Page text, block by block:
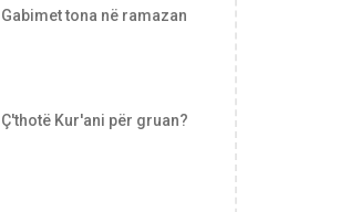
Gabimet tona në ramazan
Ç'thotë Kur'ani për gruan?